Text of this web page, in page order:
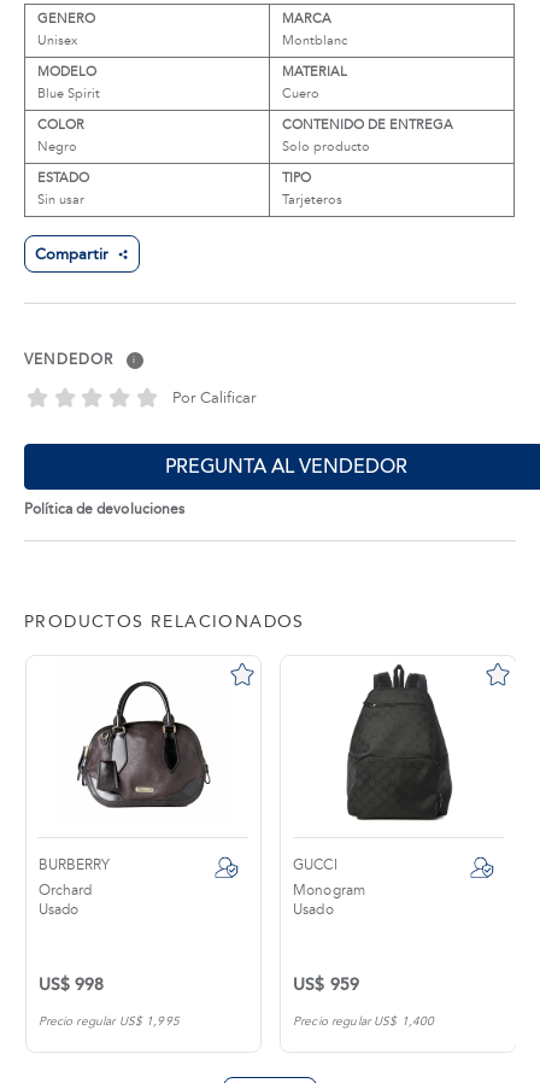
GENERO
Unisex
MARCA
Montblanc
MODELO
Blue Spirit
MATERIAL
Cuero
COLOR
Negro
CONTENIDO DE ENTREGA
Solo producto
ESTADO
Sin usar
TIPO
Tarjeteros
Compartir
VENDEDOR i
Por Calificar
PREGUNTA AL VENDEDOR
Política de devoluciones
PRODUCTOS RELACIONADOS
BURBERRY
Orchard
Usado
US$ 998
Precio regular US$ 1,995
GUCCI
Monogram
Usado
US$ 959
Precio regular US$ 1,400